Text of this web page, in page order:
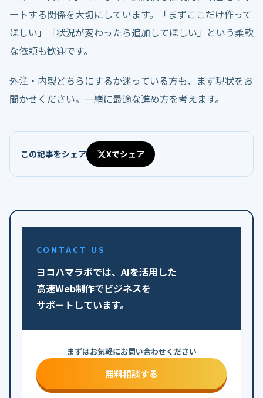
ートする関係を大切にしています。「まずここだけ作って
ほしい」「状況が変わったら追加してほしい」という柔軟
な依頼も歓迎です。
外注・内製どちらにするか迷っている方も、まず現状をお
聞かせください。一緒に最適な進め方を考えます。
この記事をシェア Xでシェア
CONTACT US
ヨコハマラボでは、AIを活用した
高速Web制作でビジネスを
サポートしています。
まずはお気軽にお問い合わせください
無料相談する